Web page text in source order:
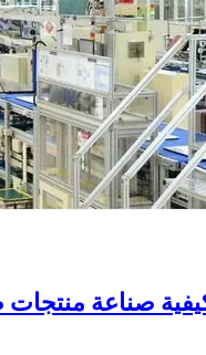
صناعة